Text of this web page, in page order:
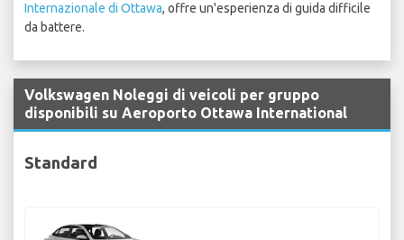
Internazionale di Ottawa, offre un'esperienza di guida difficile
da battere.
Volkswagen Noleggi di veicoli per gruppo
disponibili su Aeroporto Ottawa International
Standard